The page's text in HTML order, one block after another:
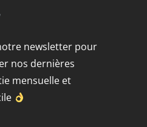
newsletter pour
nos dernières
mensuelle et